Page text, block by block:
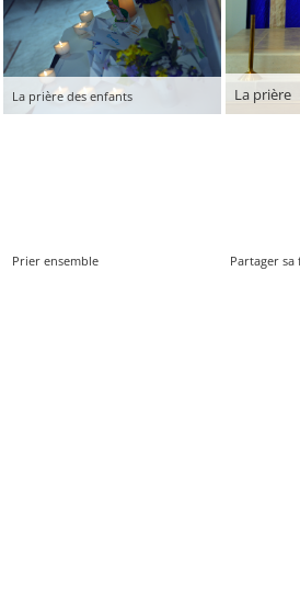
La prière des enfants La prière
Prier ensemble